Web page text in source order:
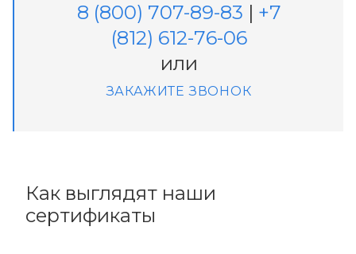
8 (800) 707-89-83 | +7
(812) 612-76-06
или
ЗАКАЖИТЕ ЗВОНОК
Как выглядят наши
сертификаты